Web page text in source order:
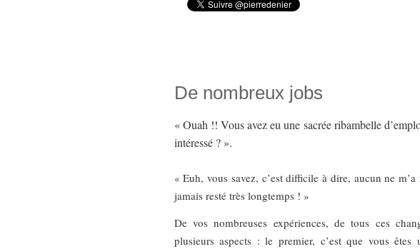
De nombreux jobs
« Ouah !! Vous avez eu une sacrée ribambelle
intéressé ? ».
« Euh, vous savez, c’est difficile à dire, aucun ne
jamais resté très longtemps ! »
De vos nombreuses expériences, de tous ces
plusieurs aspects : le premier, c’est que vous